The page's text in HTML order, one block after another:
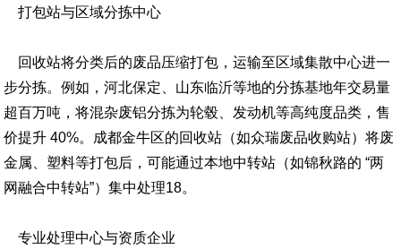
打包站与区域分拣中心
回收站将分类后的废品压缩打包，运输至区域集散中心进一
步分拣。例如，河北保定、山东临沂等地的分拣基地年交易量
超百万吨，将混杂废铝分拣为轮毂、发动机等高纯度品类，售
价提升 40%。成都金牛区的回收站（如众瑞废品收购站）将废
金属、塑料等打包后，可能通过本地中转站（如锦秋路的 “两
网融合中转站”）集中处理18。
专业处理中心与资质企业